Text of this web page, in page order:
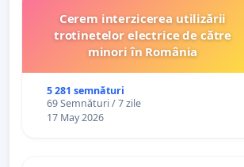
Cerem interzicerea utilizării
trotinetelor electrice de către
minori în România
5 281 semnături
69 Semnături / 7 zile
17 May 2026